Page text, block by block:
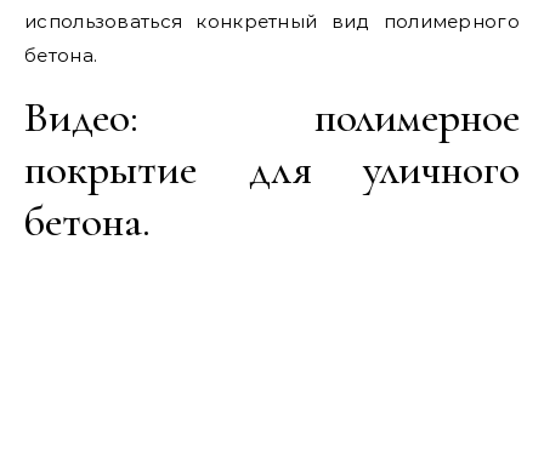
использоваться конкретный вид полимерного
бетона.
Видео: полимерное
покрытие для уличного
бетона.